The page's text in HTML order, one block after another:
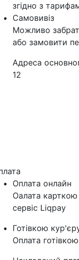
згідно з
Самовивіз
Можливо
або замовити
Адреса
12
Оплата онлайн
Оалата карткою
сервіс Liqpay
Готівкою
Оплата